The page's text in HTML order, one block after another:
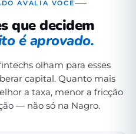
AVALIA VOCÊ
que decidem
é aprovado.
olham para esses
capital. Quanto mais
a taxa, menor a fricção
— não só na Nagro.